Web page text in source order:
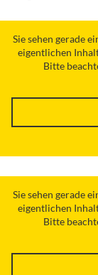
Sie sehen gerade
eigentlichen
Bitte
Sie sehen gerade
eigentlichen
Bitte